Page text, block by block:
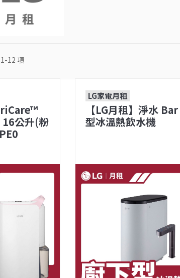
1-12 項
公升(粉
LG家電月租
【LG月租】淨水
型冰溫熱飲水機